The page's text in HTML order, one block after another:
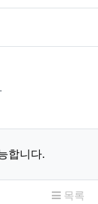
합니다.
목록